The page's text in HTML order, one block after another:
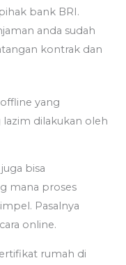
bank BRI.
anda sudah
kontrak dan
yang
dilakukan oleh
bisa
mana proses
Pasalnya
online.
rumah di